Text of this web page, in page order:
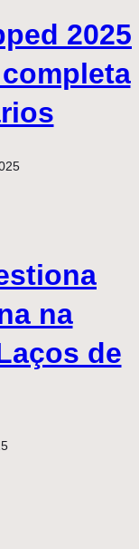
2025
na
de